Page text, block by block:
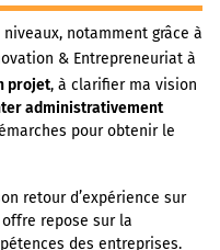
niveaux, notamment grâce à
& Entrepreneuriat à
projet, à clarifier ma vision
administrativement
pour obtenir le
retour d’expérience sur
repose sur la
des entreprises.